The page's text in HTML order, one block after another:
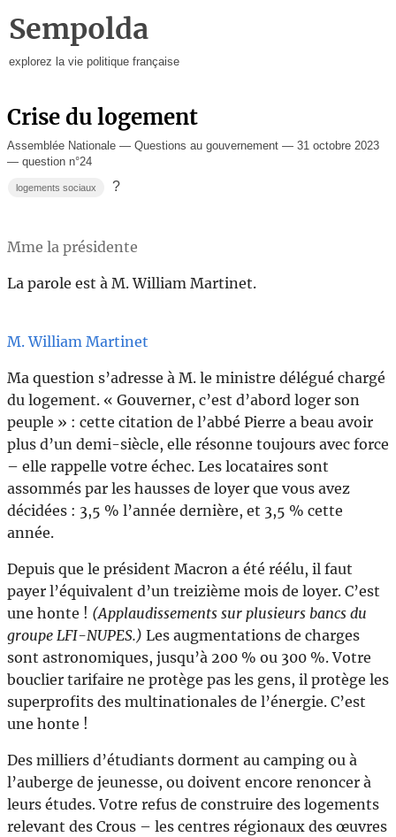
Sempolda
explorez la vie politique française
Crise du logement
Assemblée Nationale — Questions au gouvernement — 31 octobre 2023
— question n°24
logements sociaux ?
Mme la présidente
La parole est à M. William Martinet.
M. William Martinet
Ma question s’adresse à M. le ministre délégué chargé
du logement. « Gouverner, c’est d’abord loger son
peuple » : cette citation de l’abbé Pierre a beau avoir
plus d’un demi-siècle, elle résonne toujours avec force
– elle rappelle votre échec. Les locataires sont
assommés par les hausses de loyer que vous avez
décidées : 3,5 % l’année dernière, et 3,5 % cette
année.
Depuis que le président Macron a été réélu, il faut
payer l’équivalent d’un treizième mois de loyer. C’est
une honte ! (Applaudissements sur plusieurs bancs du
groupe LFI-NUPES.) Les augmentations de charges
sont astronomiques, jusqu’à 200 % ou 300 %. Votre
bouclier tarifaire ne protège pas les gens, il protège les
superprofits des multinationales de l’énergie. C’est
une honte !
Des milliers d’étudiants dorment au camping ou à
l’auberge de jeunesse, ou doivent encore renoncer à
leurs études. Votre refus de construire des logements
relevant des Crous – les centres régionaux des œuvres